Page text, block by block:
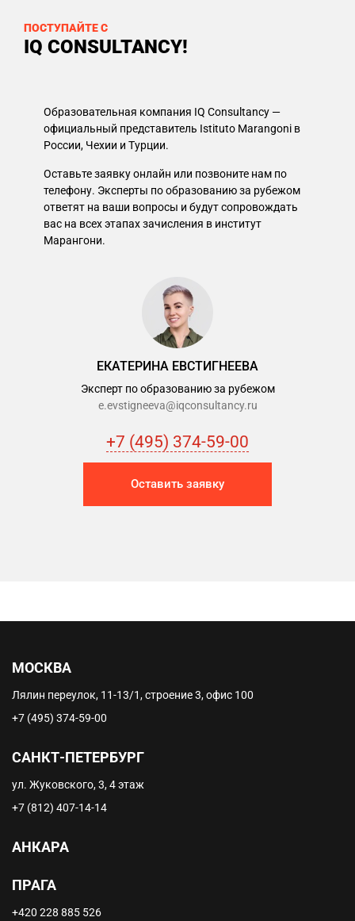
ПОСТУПАЙТЕ С
IQ CONSULTANCY!
ЕКАТЕРИНА ЕВСТИГНЕЕВА
Эксперт по образованию за рубежом
e.evstigneeva@iqconsultancy.ru
Образовательная компания IQ Consultancy —
официальный представитель Istituto Marangoni в
России, Чехии и Турции.
Оставьте заявку онлайн или позвоните нам по
телефону. Эксперты по образованию за рубежом
ответят на ваши вопросы и будут сопровождать
вас на всех этапах зачисления в институт
Марангони.
+7 (495) 374-59-00
Оставить заявку
МОСКВА
Лялин переулок, 11-13/1, строение 3, офис 100
+7 (495) 374-59-00
САНКТ-ПЕТЕРБУРГ
ул. Жуковского, 3, 4 этаж
+7 (812) 407-14-14
АНКАРА
ПРАГА
+420 228 885 526